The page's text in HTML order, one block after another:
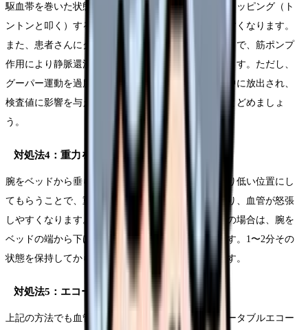
駆血帯を巻いた状態で、穿刺予定部位を指先で軽くタッピング（ト
ントンと叩く）すると、血管が刺激されて怒張しやすくなります。
また、患者さんにグーパー運動を数回してもらうことで、筋ポンプ
作用により静脈還流が促進され、血管が浮き出てきます。ただし、
グーパー運動を過度にやると筋肉内のカリウムが血中に放出され、
検査値に影響を与えることがあるため、数回程度にとどめましょ
う。
対処法4：重力を利用する
腕をベッドから垂らしてもらう、または腕を心臓より低い位置にし
てもらうことで、重力の作用で静脈血が末梢に溜まり、血管が怒張
しやすくなります。ベッドに臥床している患者さんの場合は、腕を
ベッドの端から下げてもらうだけでも効果があります。1〜2分その
状態を保持してから駆血帯を巻くと、より効果的です。
対処法5：エコー（超音波）ガイド下採血
上記の方法でも血管が確保できない場合、近年はポータブルエコー